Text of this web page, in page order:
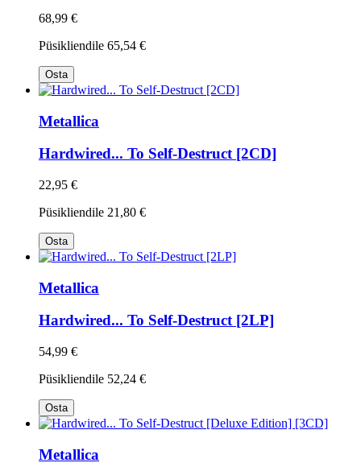
68,99 €
Püsikliendile 65,54 €
Osta
Metallica
Hardwired... To Self-Destruct [2CD]
22,95 €
Püsikliendile 21,80 €
Osta
Metallica
Hardwired... To Self-Destruct [2LP]
54,99 €
Püsikliendile 52,24 €
Osta
Metallica